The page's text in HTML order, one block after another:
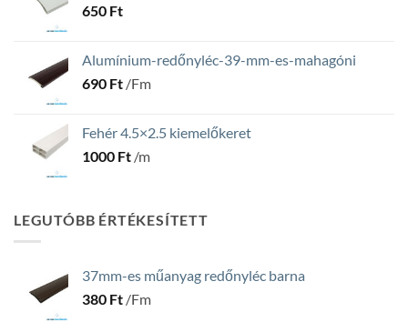
650 Ft
Alumínium-redőnyléc-39-mm-es-mahagóni
690 Ft /Fm
Fehér 4.5×2.5 kiemelőkeret
1000 Ft /m
LEGUTÓBB ÉRTÉKESÍTETT
37mm-es műanyag redőnyléc barna
380 Ft /Fm